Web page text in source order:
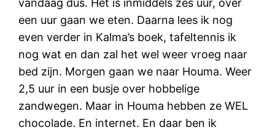
een uur gaan we eten. Daarna lees ik nog
even verder in Kalma’s boek, tafeltennis ik
nog wat en dan zal het wel weer vroeg naar
bed zijn. Morgen gaan we naar Houma. Weer
2,5 uur in een busje over hobbelige
zandwegen. Maar in Houma hebben ze WEL
chocolade. En internet. En daar ben ik